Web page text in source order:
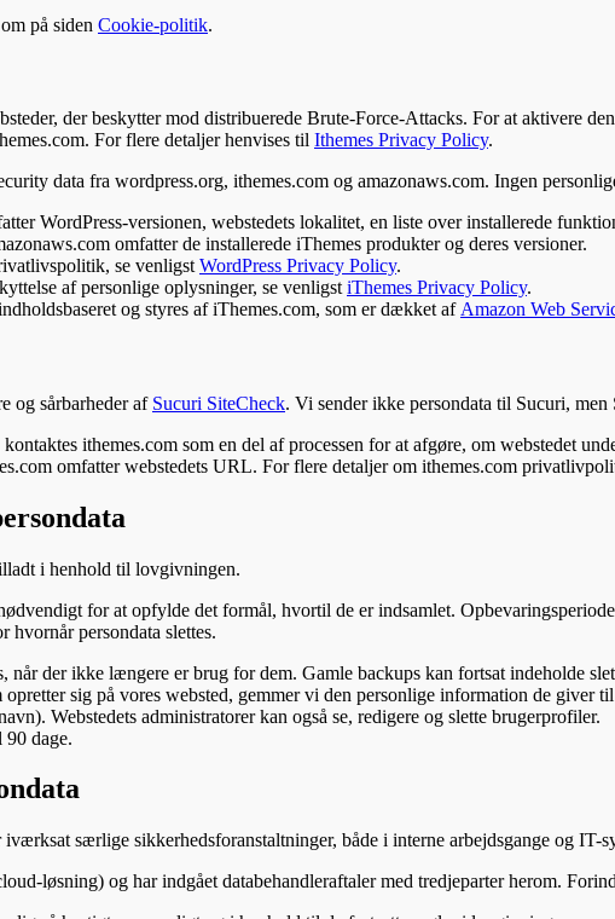
på siden Cookie-politik.
der beskytter mod distribuerede Brute-Force-Attacks. For at aktivere
For flere detaljer henvises til Ithemes Privacy Policy.
data fra wordpress.org, ithemes.com og amazonaws.com. Ingen
WordPress-versionen, webstedets lokalitet, en liste over installerede
omfatter de installerede iThemes produkter og deres versioner.
se venligst WordPress Privacy Policy.
af personlige oplysninger, se venligst iThemes Privacy Policy.
og styres af iThemes.com, som er dækket af Amazon Web
og sårbarheder af Sucuri SiteCheck. Vi sender ikke persondata til Sucuri,
ithemes.com som en del af processen for at afgøre, om webstedet
omfatter webstedets URL. For flere detaljer om ithemes.com
i henhold til lovgivningen.
for at opfylde det formål, hvortil de er indsamlet.
hvornår persondata slettes.
når der ikke længere er brug for dem. Gamle backups kan fortsat indeholde
opretter sig på vores websted, gemmer vi den personlige information de giver
Webstedets administratorer kan også se, redigere og slette brugerprofiler.
90 dage.
særlige sikkerhedsforanstaltninger, både i interne arbejdsgange og IT-
løsning) og har indgået databehandleraftaler med tredjeparter herom.